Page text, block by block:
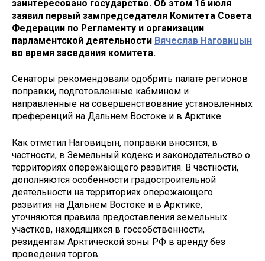
заинтересовано государство. Об этом 16 июля
заявил первый зампредседателя Комитета Совета
Федерации по Регламенту и организации
парламентской деятельности Вячеслав Наговицын
во время заседания комитета.
Сенаторы рекомендовали одобрить палате регионов
поправки, подготовленные кабмином и
направленные на совершенствование установленных
преференций на Дальнем Востоке и в Арктике.
Как отметил Наговицын, поправки вносятся, в
частности, в Земельный кодекс и законодательство о
территориях опережающего развития. В частности,
дополняются особенности градостроительной
деятельности на территориях опережающего
развития на Дальнем Востоке и в Арктике,
уточняются правила предоставления земельных
участков, находящихся в госсобственности,
резидентам Арктической зоны РФ в аренду без
проведения торгов.